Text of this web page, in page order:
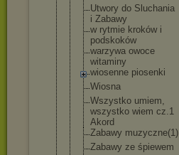
Utwory do Sluchania
i Zabawy
w rytmie kroków i
podskoków
warzywa owoce
witaminy
wiosenne piosenki
Wiosna
Wszystko umiem,
wszystko wiem cz.1
Akord
Zabawy muzyczne(1)
Zabawy ze śpiewem